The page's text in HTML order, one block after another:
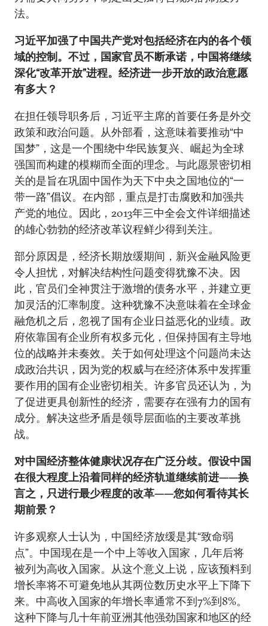
法。
习近平加强了中国共产党对包括经济在内的各个领
域的控制。不过，国家官员不断承诺，中国将继续
深化“改革开放”进程。经济进一步开放的政治意愿
有多大？
在担任领导职务后，习近平主席的首要任务是外交
政策和政治问题。从外部看，这意味着要推动“中
国梦”，这是一个围绕中华民族复兴、崛起为全球
强国而构建的模糊而全面的理念。与此愿景密切相
关的是旨在巩固中国作为天下中央之国地位的“一
带一路”倡议。在内部，重点是打击腐败和加强共
产党的地位。因此，2013年三中全会文件详细描述
的雄心勃勃的经济改革议程鲜少得到关注。
部分原因是，经济长期放缓期间，新兴金融风险更
令人担忧，对解决结构性问题变得犹豫不决。因
此，官员们全神贯注于激增的债务水平，并建立更
加灵活的汇率制度。这种犹豫不决意味着在全球金
融危机之后，忽视了国有企业日益恶化的业绩。政
府依靠国有企业所有权多元化，但保持国有主导地
位的战略并未奏效。关于如何处理这个问题尚未达
成政治共识，因为党的权威与在经济体系中发挥重
要作用的国有企业密切相关。许多官员还认为，为
了促进更具创新性的经济，需要存在强有力的国有
成分。解决这些矛盾是领导层面临的主要改革挑
战。
对中国经济整体健康状况存在广泛分歧。假设中国
在很大程度上沿着同样的经济轨道继续前进——换
言之，只进行最少程度的改革——您如何看待其长
期前景？
许多观察人士认为，中国经济放缓是其“致命弱
点”。中国现在是一个中上等收入国家，几年后将
被列为高收入国家。从这个意义上说，应该预料到
增长率将不可避免地从其两位数历史水平上下降下
来。中高收入国家的年增长率通常不到7%到8%。
这种下降与几十年前亚洲其他强劲国家和地区的经